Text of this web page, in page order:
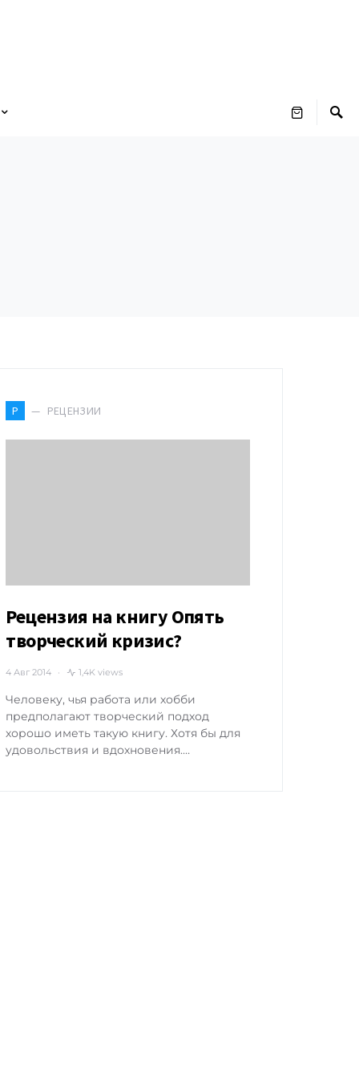
Р РЕЦЕНЗИИ
Рецензия на книгу Опять
творческий кризис?
4 Авг 2014 1,4K views
Человеку, чья работа или хобби
предполагают творческий подход
хорошо иметь такую книгу. Хотя бы для
удовольствия и вдохновения.…